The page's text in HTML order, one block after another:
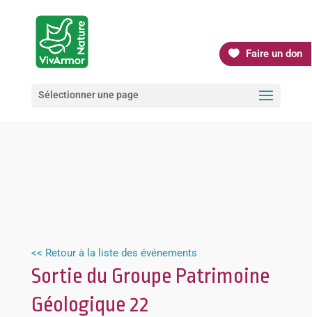
Faire un don
Sélectionner une page
<< Retour à la liste des événements
Sortie du Groupe Patrimoine
Géologique 22